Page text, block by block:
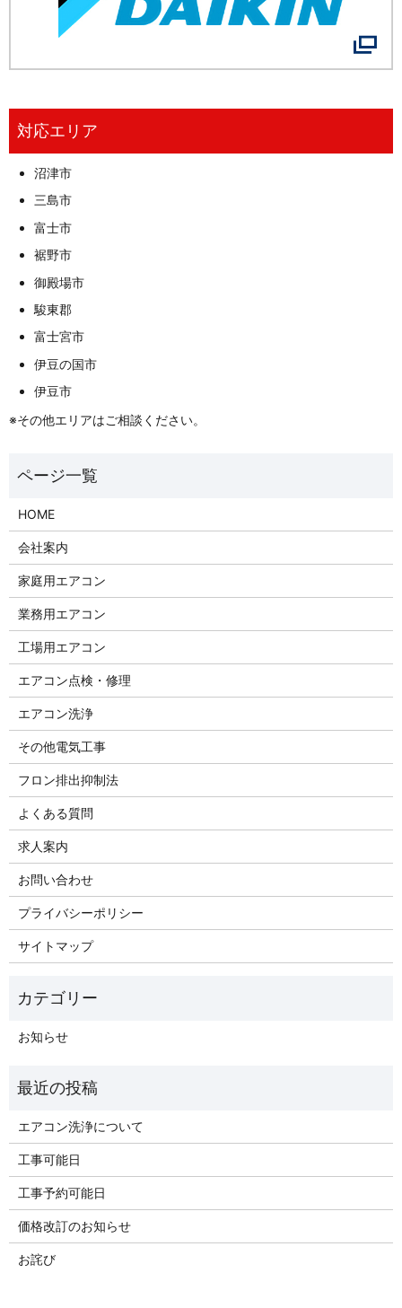
対応エリア
沼津市
三島市
富士市
裾野市
御殿場市
駿東郡
富士宮市
伊豆の国市
伊豆市
※その他エリアはご相談ください。
HOME
会社案内
家庭用エアコン
業務用エアコン
工場用エアコン
エアコン点検・修理
エアコン洗浄
その他電気工事
フロン排出抑制法
よくある質問
求人案内
お問い合わせ
プライバシーポリシー
サイトマップ
お知らせ
エアコン洗浄について
工事可能日
工事予約可能日
価格改訂のお知らせ
お詫び